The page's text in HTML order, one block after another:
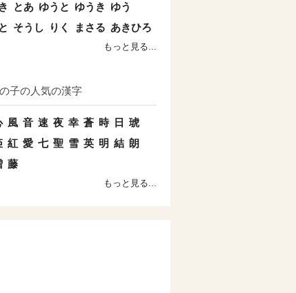
とあ ゆうと ゆうき ゆう
そうし りく まさる あきひろ
もっと見る...
子の人気の漢字
風 音 速 夜 幸 蒼 時 日 琥
紅 愛 七 聖 雪 英 明 結 朗
藤
もっと見る...